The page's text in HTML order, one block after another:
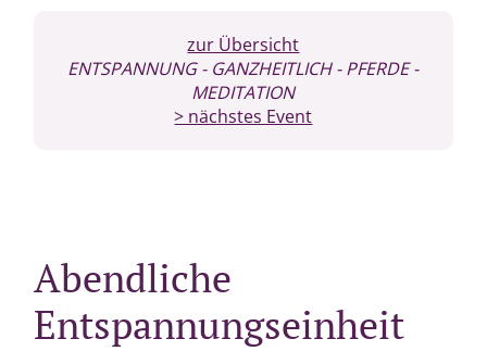
zur Übersicht
ENTSPANNUNG- GANZHEITLICH- PFERDE-
MEDITATION
> nächstes Event
Abendliche
Entspannungseinheit